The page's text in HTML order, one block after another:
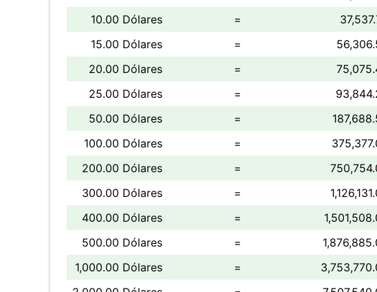
10.00 Dólares
=
15.00 Dólares
=
20.00 Dólares
=
25.00 Dólares
=
50.00 Dólares
=
100.00 Dólares
=
200.00 Dólares
=
300.00 Dólares
=
400.00 Dólares
=
500.00 Dólares
=
1,000.00 Dólares
=